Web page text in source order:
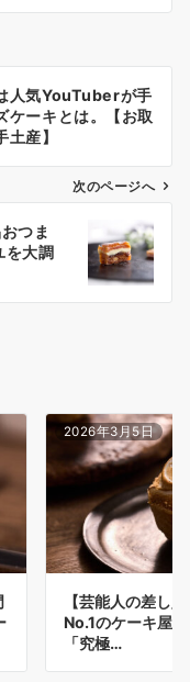
人気YouTuberが手
ケーキとは。【お取
産】
次のページへ
つま
を大調
2026年3月5日
【芸能人の差し
No.1のケーキ屋
「究極…